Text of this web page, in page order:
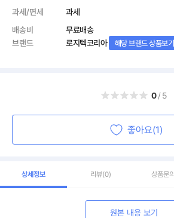
과세/면세
과세
배송비
무료배송
브랜드
로지텍코리아 해당 브랜드 상품보기
0/5
좋아요(1)
상세정보 리뷰(0) 상품문의
원본 내용 보기